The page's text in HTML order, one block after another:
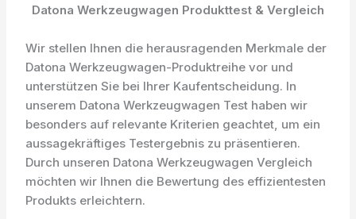
Datona Werkzeugwagen Produkttest & Vergleich
Wir stellen Ihnen die herausragenden Merkmale der
Datona Werkzeugwagen-Produktreihe vor und
unterstützen Sie bei Ihrer Kaufentscheidung. In
unserem Datona Werkzeugwagen Test haben wir
besonders auf relevante Kriterien geachtet, um ein
aussagekräftiges Testergebnis zu präsentieren.
Durch unseren Datona Werkzeugwagen Vergleich
möchten wir Ihnen die Bewertung des effizientesten
Produkts erleichtern.